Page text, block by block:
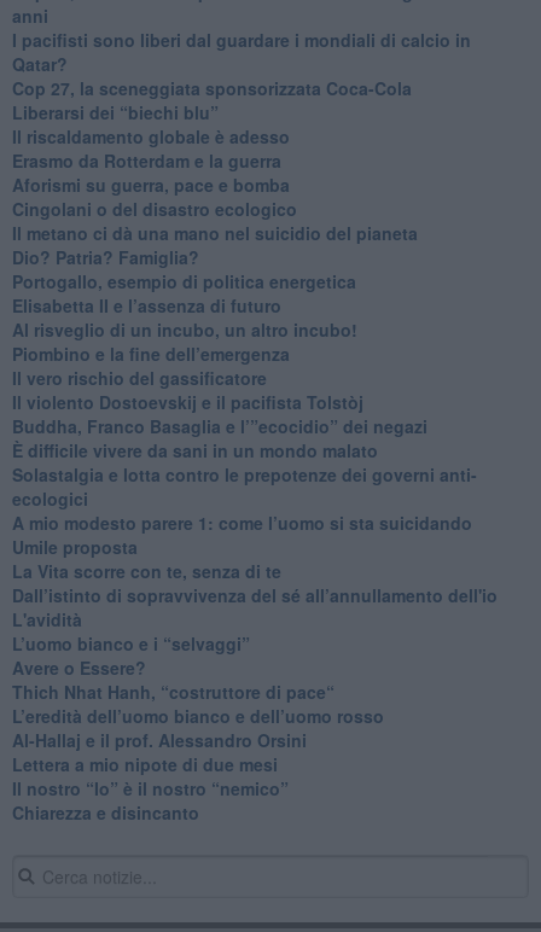
anni
​I pacifisti sono liberi dal guardare i mondiali di calcio in
Qatar?
​Cop 27, la sceneggiata sponsorizzata Coca-Cola
​Liberarsi dei “biechi blu”
Il riscaldamento globale è adesso
​Erasmo da Rotterdam e la guerra
​Aforismi su guerra, pace e bomba
Cingolani o del disastro ecologico
​Il metano ci dà una mano nel suicidio del pianeta
​Dio? Patria? Famiglia?
Portogallo, esempio di politica energetica
​Elisabetta II e l’assenza di futuro
Al risveglio di un incubo, un altro incubo!
​Piombino e la fine dell’emergenza
​Il vero rischio del gassificatore
​Il violento Dostoevskij e il pacifista Tolstòj
​Buddha, Franco Basaglia e l’”ecocidio” dei negazi
​È difficile vivere da sani in un mondo malato
Solastalgia e lotta contro le prepotenze dei governi anti-
ecologici
​A mio modesto parere 1: come l’uomo si sta suicidando
​Umile proposta
​La Vita scorre con te, senza di te
​Dall’istinto di sopravvivenza del sé all’annullamento dell'io
L'avidità
​L’uomo bianco e i “selvaggi”
​Avere o Essere?
​Thich Nhat Hanh, “costruttore di pace“
​L’eredità dell’uomo bianco e dell’uomo rosso
Al-Hallaj e il prof. Alessandro Orsini
​Lettera a mio nipote di due mesi
​Il nostro “Io” è il nostro “nemico”
​Chiarezza e disincanto